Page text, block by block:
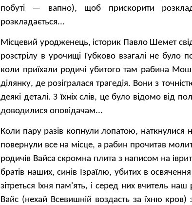
побуті — вапно), щоб прискорити
розкладається...
Місцевий уродженець, історик Павло Шемет
розстрілу в урочищі Губково взагалі не було
коли приїхали родичі убитого там рабина
ділянку, де розігралася трагедія. Вони з
деякі деталі. З їхніх слів, це було відомо від
доводилися оповідачам...
Коли пару разів копнули лопатою, наткнулися
повернули все на місце, а рабин прочитав
родичів Вайса скромна плита з написом на
братів наших, синів Ізраїлю, убитих в
зітреться їхня пам'ять, і серед них вчитель
Вайс (нехай Всевишній воздасть за їхню